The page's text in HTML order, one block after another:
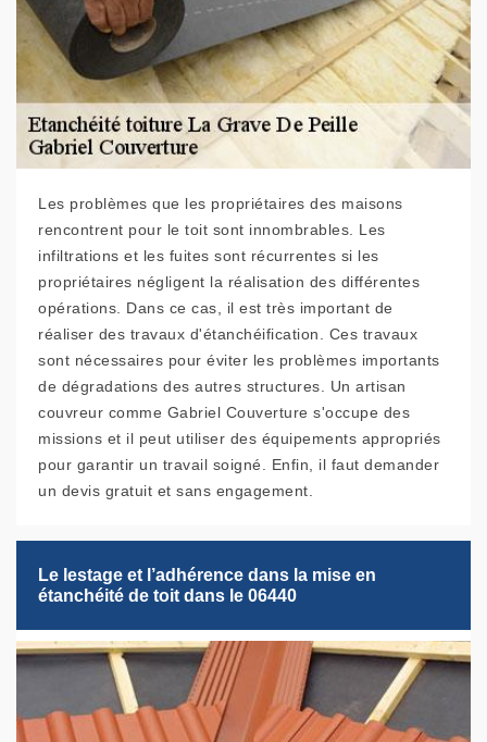
Les problèmes que les propriétaires des maisons
rencontrent pour le toit sont innombrables. Les
infiltrations et les fuites sont récurrentes si les
propriétaires négligent la réalisation des différentes
opérations. Dans ce cas, il est très important de
réaliser des travaux d'étanchéification. Ces travaux
sont nécessaires pour éviter les problèmes importants
de dégradations des autres structures. Un artisan
couvreur comme Gabriel Couverture s'occupe des
missions et il peut utiliser des équipements appropriés
pour garantir un travail soigné. Enfin, il faut demander
un devis gratuit et sans engagement.
Le lestage et l’adhérence dans la mise en
étanchéité de toit dans le 06440